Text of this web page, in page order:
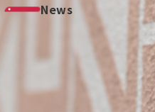
News